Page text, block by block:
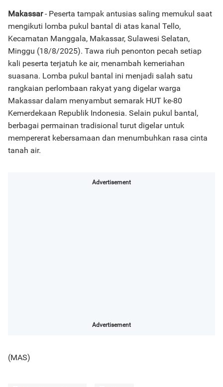
Makassar- Peserta tampak antusias saling memukul saat
mengikuti lomba pukul bantal di atas kanal Tello,
Kecamatan Manggala, Makassar, Sulawesi Selatan,
Minggu (18/8/2025). Tawa riuh penonton pecah setiap
kali peserta terjatuh ke air, menambah kemeriahan
suasana. Lomba pukul bantal ini menjadi salah satu
rangkaian perlombaan rakyat yang digelar warga
Makassar dalam menyambut semarak HUT ke-80
Kemerdekaan Republik Indonesia. Selain pukul bantal,
berbagai permainan tradisional turut digelar untuk
mempererat kebersamaan dan menumbuhkan rasa cinta
tanah air.
Advertisement
Advertisement
(MAS)